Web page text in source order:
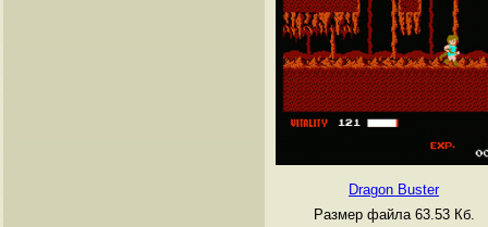
Dragon Buster
Размер файла 63.53 Кб.